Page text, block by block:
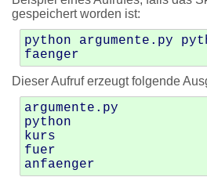
gespeichert worden ist:
python argumente.py
Dieser Aufruf erzeugt folgende
argumente.py
python
kurs
fuer